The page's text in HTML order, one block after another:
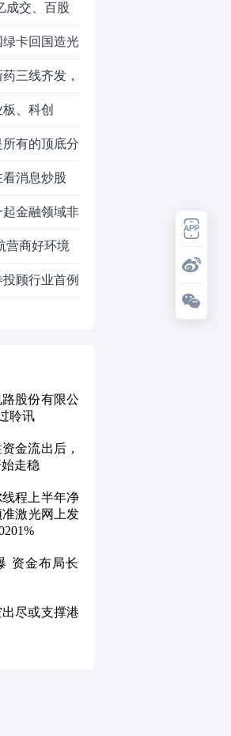
成交、百股
卡回国造光
三线齐发，
上了吗？
、科创
与顶部区间
有的顶底分
消息炒股
起金融领域非
案件
营商好环境
理维权”敲诈
投顾行业首例
股份有限公
聆讯
金流出后，
走稳
程上半年净
激光网上发
资金布局长
尽或支撑港